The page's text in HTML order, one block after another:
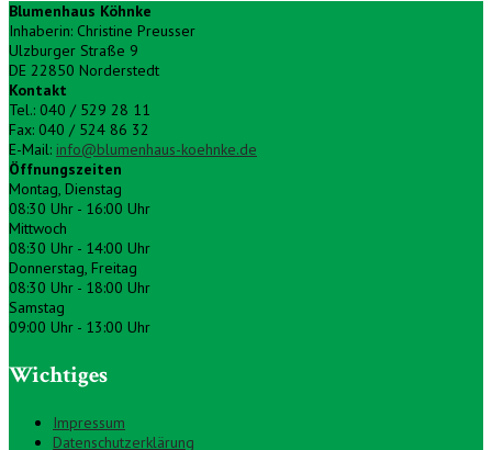
Blumenhaus Köhnke
Inhaberin: Christine Preusser
Ulzburger Straße 9
DE 22850 Norderstedt
Kontakt
Tel.: 040 / 529 28 11
Fax: 040 / 524 86 32
E-Mail: info@blumenhaus-koehnke.de
Öffnungszeiten
Montag, Dienstag
08:30 Uhr - 16:00 Uhr
Mittwoch
08:30 Uhr - 14:00 Uhr
Donnerstag, Freitag
08:30 Uhr - 18:00 Uhr
Samstag
09:00 Uhr - 13:00 Uhr
Wichtiges
Impressum
Datenschutzerklärung